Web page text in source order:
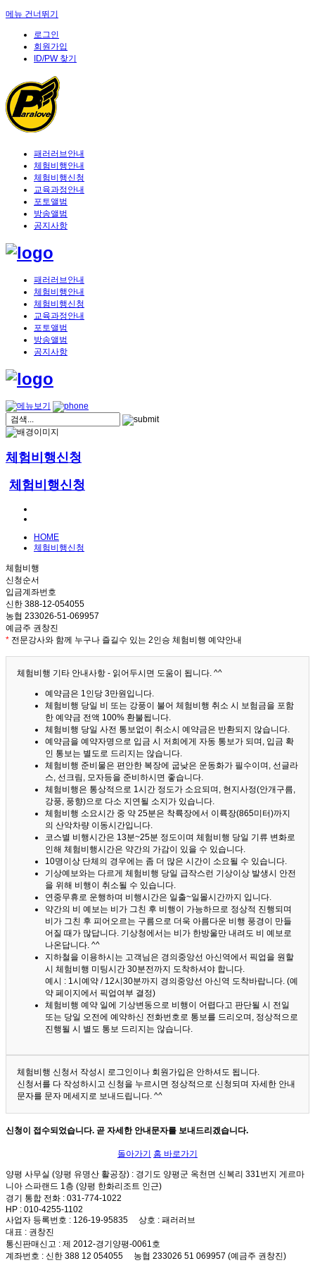
메뉴 건너뛰기
로그인
회원가입
ID/PW 찾기
패러러브안내
체험비행안내
체험비행신청
교육과정안내
포토앨범
방송앨범
공지사항
패러러브안내
체험비행안내
체험비행신청
교육과정안내
포토앨범
방송앨범
공지사항
체험비행신청
체험비행신청
HOME
체험비행신청
체험비행
신청순서
입금계좌번호
신한 388-12-054055
농협 233026-51-069957
예금주 권창진
* 전문강사와 함께 누구나 즐길수 있는 2인승 체험비행 예약안내
체험비행 기타 안내사항 - 읽어두시면 도움이 됩니다. ^^
예약금은 1인당 3만원입니다.
체험비행 당일 비 또는 강풍이 불어 체험비행 취소 시 보험금을 포함
한 예약금 전액 100% 환불됩니다.
체험비행 당일 사전 통보없이 취소시 예약금은 반환되지 않습니다.
예약금을 예약자명으로 입금 시 저희에게 자동 통보가 되며, 입금 확
인 통보는 별도로 드리지는 않습니다.
체험비행 준비물은 편안한 복장에 굽낮은 운동화가 필수이며, 선글라
스, 선크림, 모자등을 준비하시면 좋습니다.
체험비행은 통상적으로 1시간 정도가 소요되며, 현지사정(안개구름,
강풍, 풍향)으로 다소 지연될 소지가 있습니다.
체험비행 소요시간 중 약 25분은 착륙장에서 이륙장(865미터)까지
의 산악차량 이동시간입니다.
코스별 비행시간은 13분~25분 정도이며 체험비행 당일 기류 변화로
인해 체험비행시간은 약간의 가감이 있을 수 있습니다.
10명이상 단체의 경우에는 좀 더 많은 시간이 소요될 수 있습니다.
기상예보와는 다르게 체험비행 당일 급작스런 기상이상 발생시 안전
을 위해 비행이 취소될 수 있습니다.
연중무휴로 운행하며 비행시간은 일출~일몰시간까지 입니다.
약간의 비 예보는 비가 그친 후 비행이 가능하므로 정상적 진행되며
비가 그친 후 피어오르는 구름으로 더욱 아름다운 비행 풍경이 만들
어질 때가 많답니다. 기상청에서는 비가 한방울만 내려도 비 예보로
나온답니다. ^^
지하철을 이용하시는 고객님은 경의중앙선 아신역에서 픽업을 원할
시 체험비행 미팅시간 30분전까지 도착하셔야 합니다.
예시 : 1시예약 / 12시30분까지 경의중앙선 아신역 도착바랍니다. (예
약 페이지에서 픽업여부 결정)
체험비행 예약 일에 기상변동으로 비행이 어렵다고 판단될 시 전일
또는 당일 오전에 예약하신 전화번호로 통보를 드리오며, 정상적으로
진행될 시 별도 통보 드리지는 않습니다.
체험비행 신청서 작성시 로그인이나 회원가입은 안하셔도 됩니다.
신청서를 다 작성하시고 신청을 누르시면 정상적으로 신청되며 자세한 안내
문자를 문자 메세지로 보내드립니다. ^^
신청이 접수되었습니다. 곧 자세한 안내문자를 보내드리겠습니다.
돌아가기 홈 바로가기
양평 사무실 (양평 유명산 활공장) : 경기도 양평군 옥천면 신복리 331번지 게르마
니아 스파랜드 1층 (양평 한화리조트 인근)
경기 통합 전화 : 031-774-1022
HP : 010-4255-1102
사업자 등록번호 : 126-19-95835 상호 : 패러러브
대표 : 권창진
통신판매신고 : 제 2012-경기양평-0061호
계좌번호 : 신한 388 12 054055 농협 233026 51 069957 (예금주 권창진)